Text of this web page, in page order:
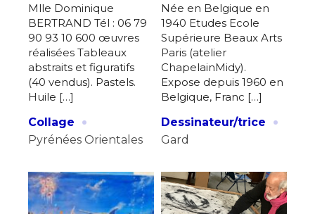
Mlle Dominique
BERTRAND Tél : 06 79
90 93 10 600 œuvres
réalisées Tableaux
abstraits et figuratifs
(40 vendus). Pastels.
Huile […]
Collage
·
Pyrénées Orientales
Née en Belgique en
1940 Etudes Ecole
Supérieure Beaux Arts
Paris (atelier
ChapelainMidy).
Expose depuis 1960 en
Belgique, Franc […]
Dessinateur/trice
·
Gard